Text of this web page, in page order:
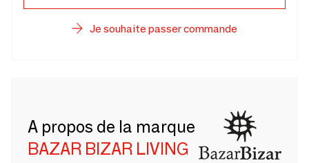
Je souhaite passer commande
A propos de la marque
BAZAR BIZAR LIVING